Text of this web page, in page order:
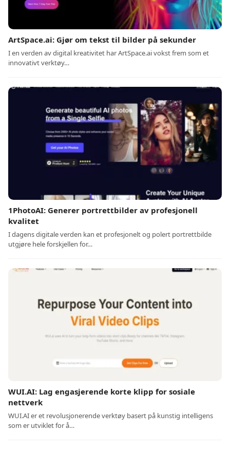
ArtSpace.ai: Gjør om tekst til bilder på sekunder
I en verden av digital kreativitet har ArtSpace.ai vokst frem som et
innovativt verktøy…
1PhotoAI: Generer portrettbilder av profesjonell
kvalitet
I dagens digitale verden kan et profesjonelt og polert portrettbilde
utgjøre hele forskjellen for…
WUI.AI: Lag engasjerende korte klipp for sosiale
nettverk
WUI.AI er et revolusjonerende verktøy basert på kunstig intelligens
som er utviklet for å…